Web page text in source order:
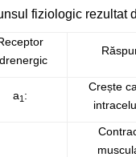
fiziologic rezultat
a1 :
Crește